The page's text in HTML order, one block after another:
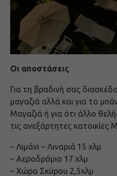
Οι αποστάσεις
Για τη βραδινή σας
μαγαζιά αλλά και για το
Μαγαζιά ή για ότι άλλο
τις ανεξάρτητες κατοικίες
– Λιμάνι – Λιναριά 15 χλμ
– Αεροδρόμιο 17 χλμ
– Χώρα Σκύρου 2,5χλμ